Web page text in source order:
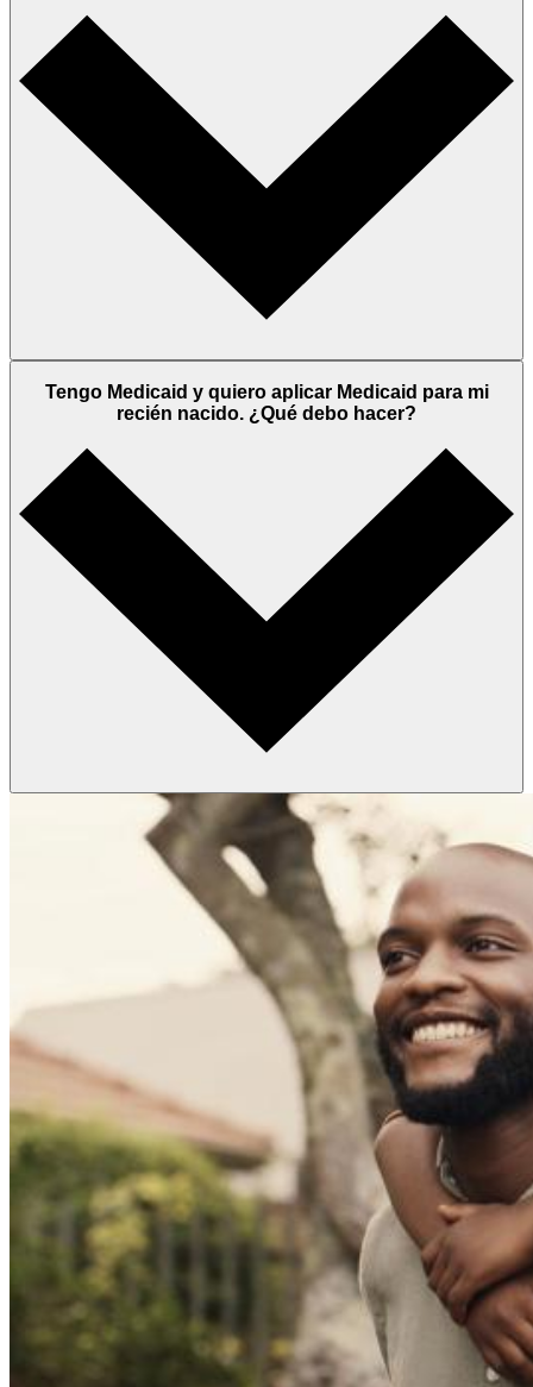
Tengo Medicaid y quiero aplicar Medicaid para mi
recién nacido. ¿Qué debo hacer?